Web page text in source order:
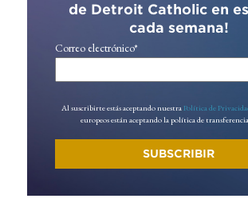
de Detroit Catholic en
cada semana!
Correo electrónico*
Al suscribirte estás aceptando nuestra Política de
europeos están aceptando la política de